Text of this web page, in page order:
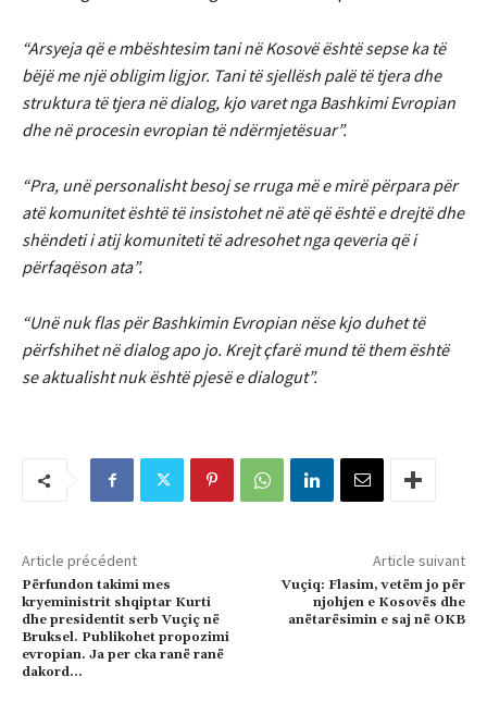
“Arsyeja që e mbështesim tani në Kosovë është sepse ka të
bëjë me një obligim ligjor. Tani të sjellësh palë të tjera dhe
struktura të tjera në dialog, kjo varet nga Bashkimi Evropian
dhe në procesin evropian të ndërmjetësuar”.
“Pra, unë personalisht besoj se rruga më e mirë përpara për
atë komunitet është të insistohet në atë që është e drejtë dhe
shëndeti i atij komuniteti të adresohet nga qeveria që i
përfaqëson ata”.
“Unë nuk flas për Bashkimin Evropian nëse kjo duhet të
përfshihet në dialog apo jo. Krejt çfarë mund të them është
se aktualisht nuk është pjesë e dialogut”.
Article précédent
Përfundon takimi mes
kryeministrit shqiptar Kurti
dhe presidentit serb Vuçiç në
Bruksel. Publikohet propozimi
evropian. Ja per cka ranë ranë
dakord…
Article suivant
Vuçiq: Flasim, vetëm jo për
njohjen e Kosovës dhe
anëtarësimin e saj në OKB